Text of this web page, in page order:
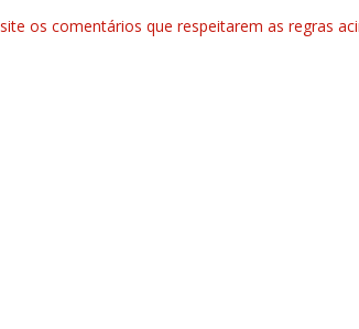
os comentários que respeitarem as regras